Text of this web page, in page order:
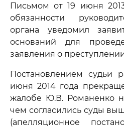
Письмом от 19 июня
обязанности
органа уведомил
оснований для
заявления о
Постановлением судьи
июня 2014 года
жалобе Ю.В. Романенко
чем согласились суды
(апелляционное